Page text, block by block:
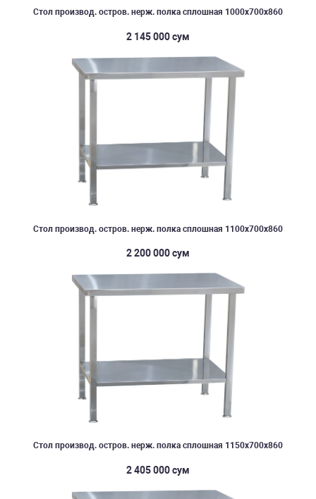
Стол производ. остров. нерж. полка сплошная 1000х700х860
2 145 000 сум
Стол производ. остров. нерж. полка сплошная 1100х700х860
2 200 000 сум
Стол производ. остров. нерж. полка сплошная 1150х700х860
2 405 000 сум